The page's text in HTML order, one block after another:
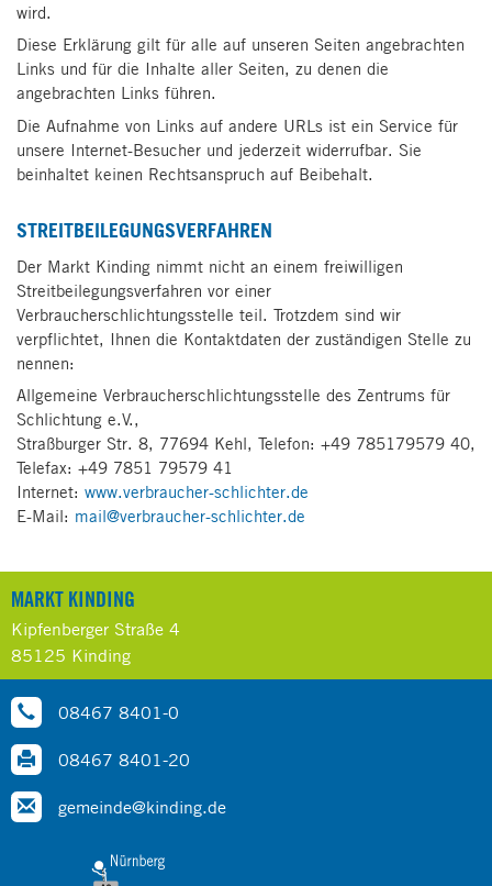
wird.
Diese Erklärung gilt für alle auf unseren Seiten angebrachten
Links und für die Inhalte aller Seiten, zu denen die
angebrachten Links führen.
Die Aufnahme von Links auf andere URLs ist ein Service für
unsere Internet-Besucher und jederzeit widerrufbar. Sie
beinhaltet keinen Rechtsanspruch auf Beibehalt.
STREITBEILEGUNGSVERFAHREN
Der Markt Kinding nimmt nicht an einem freiwilligen
Streitbeilegungsverfahren vor einer
Verbraucherschlichtungsstelle teil. Trotzdem sind wir
verpflichtet, Ihnen die Kontaktdaten der zuständigen Stelle zu
nennen:
Allgemeine Verbraucherschlichtungsstelle des Zentrums für
Schlichtung e.V.,
Straßburger Str. 8, 77694 Kehl, Telefon: +49 785179579 40,
Telefax: +49 7851 79579 41
Internet: www.verbraucher-schlichter.de
E-Mail: mail@verbraucher-schlichter.de
MARKT KINDING
Kipfenberger Straße 4
85125 Kinding
08467 8401-0
08467 8401-20
gemeinde@kinding.de